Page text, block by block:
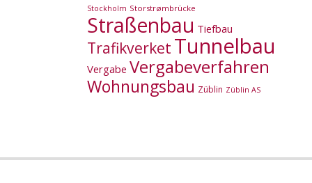
Stockholm Storstrømbrücke
Straßenbau Tiefbau
Trafikverket Tunnelbau
Vergabe Vergabeverfahren
Wohnungsbau Züblin Züblin AS